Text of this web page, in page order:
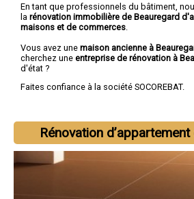
En tant que professionnels du bâtiment,
la rénovation immobilière de Beauregard
maisons et de commerces
Vous avez une maison ancienne à
cherchez une entreprise de rénovation à
d'état ?
Faites confiance à la société SOCOREBAT.
Rénovation